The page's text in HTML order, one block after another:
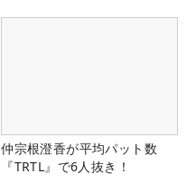
仲宗根澄香が平均パット数
『TRTL』で6人抜き！